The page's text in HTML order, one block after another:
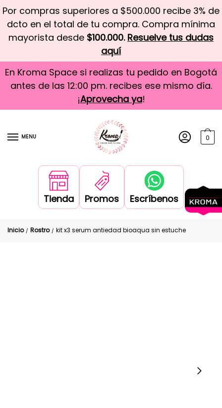
Por compras superiores a $500.000 recibe 3% de
dcto en el total de tu compra. Compra mínima
mayorista desde $100.000. Resuelve tus dudas
aquí
En Kroma Space si realizas tu pedido en Bogotá
antes de las 12:00 pm. recibes ese mismo día.
¡Aprovecha ya!
MENU 0
Tienda Promos Escríbenos
Inicio / Rostro / kit x3 serum antiedad bioaqua sin estuche